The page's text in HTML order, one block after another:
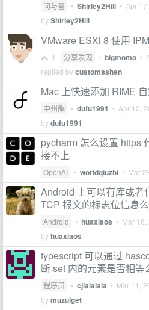
问与答 • Shirley2Hill • Apr
byShirley2Hill
VMware ESXi 8 使用
1 分享发现 • bigmomo •
replied bycustomsshen
Mac 上快速添加 RIME
中州韻 • dufu1991 • Apr 10,
bydufu1991
pycharm 怎么设置 https
接不上
OpenAI • worldqiuzhi • Mar
Android 上可以有库或者
TCP 报文的标志位信息么
Android • huaxiaos • Mar 16,
byhuaxiaos
typescript 可以通过
断 set 内的元素是否相等
程序员 • cjlalalala • Mar 11,
bymuzuiget